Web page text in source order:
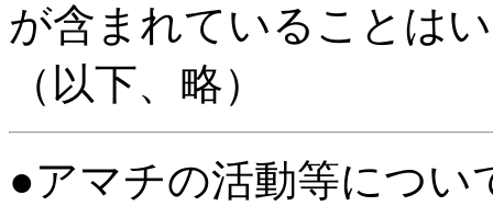
が含まれていることは
（以下、略）
●アマチの活動等につい